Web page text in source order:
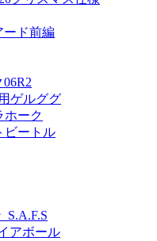
ード前編
ゲルググ
ホーク
ビートル
アボール